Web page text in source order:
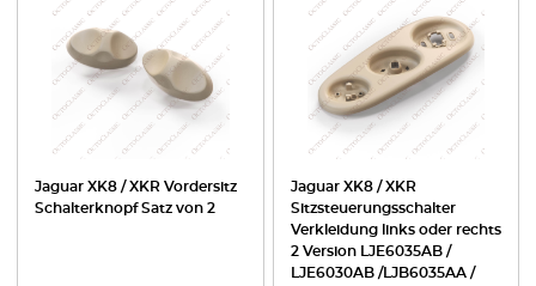
Jaguar XK8 / XKR Vordersitz
Schalterknopf Satz von 2
Jaguar XK8 / XKR
Sitzsteuerungsschalter
Verkleidung links oder rechts
2 Version LJE6035AB /
LJE6030AB /LJB6035AA /